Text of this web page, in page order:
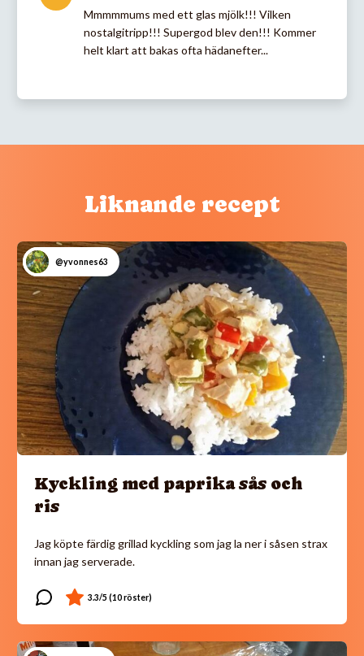
Mmmmmums med ett glas mjölk!!! Vilken
nostalgitripp!!! Supergod blev den!!! Kommer
helt klart att bakas ofta hädanefter...
Liknande recept
@yvonnes63
Kyckling med paprika sås och
ris
Jag köpte färdig grillad kyckling som jag la ner i såsen strax
innan jag serverade.